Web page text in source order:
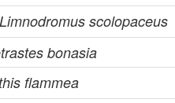
Limnodromus scolopaceus
bonasia
flammea